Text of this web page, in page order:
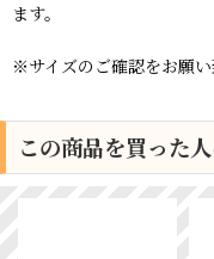
ます。
※サイズのご確認をお願い
この商品を買った